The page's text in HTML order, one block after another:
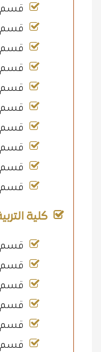
قسم
قسم
قسم
قسم
قسم
قسم
قسم
قسم
قسم
قسم
كلية
قسم
قسم
قسم
قسم
قسم
قسم